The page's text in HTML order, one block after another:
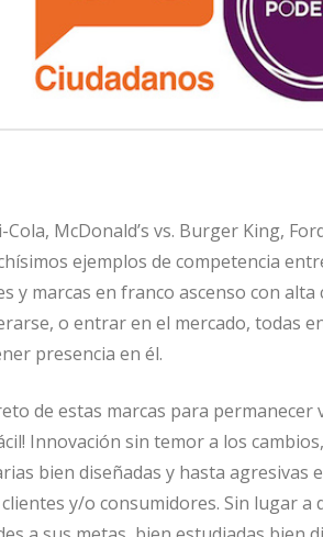
Cola, McDonald’s vs. Burger King,
ejemplos de competencia
y marcas en franco ascenso con
o entrar en el mercado, todas
presencia en él.
de estas marcas para
Innovación sin temor a los
bien diseñadas y hasta agresivas
y/o consumidores. Sin lugar a